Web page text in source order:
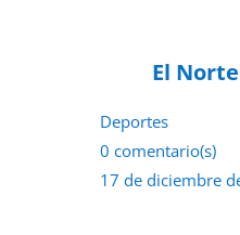
El
Deportes
0 comentario(s)
17 de diciembre